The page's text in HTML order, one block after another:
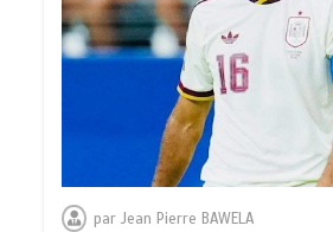
parJean Pierre BAWELA